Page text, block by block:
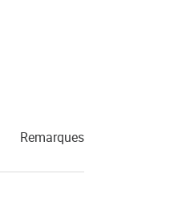
Remarques